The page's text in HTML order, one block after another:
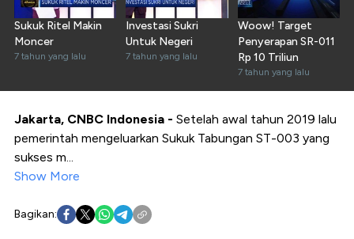
Sukuk Ritel Makin
Moncer
7 tahun yang lalu
Investasi Sukri
Untuk Negeri
7 tahun yang lalu
Woow! Target
Penyerapan SR-011
Rp 10 Triliun
7 tahun yang lalu
Jakarta, CNBC Indonesia - Setelah awal tahun 2019 lalu
pemerintah mengeluarkan Sukuk Tabungan ST-003 yang
sukses m...
Show More
Bagikan: